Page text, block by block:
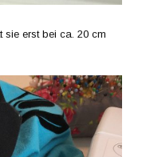
sie erst bei ca. 20 cm